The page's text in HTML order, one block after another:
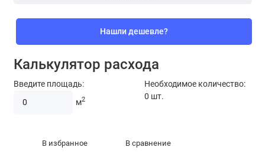
Нашли дешевле?
Калькулятор расхода
Введите площадь:
м2
Необходимое количество:
0 шт.
В избранное В сравнение